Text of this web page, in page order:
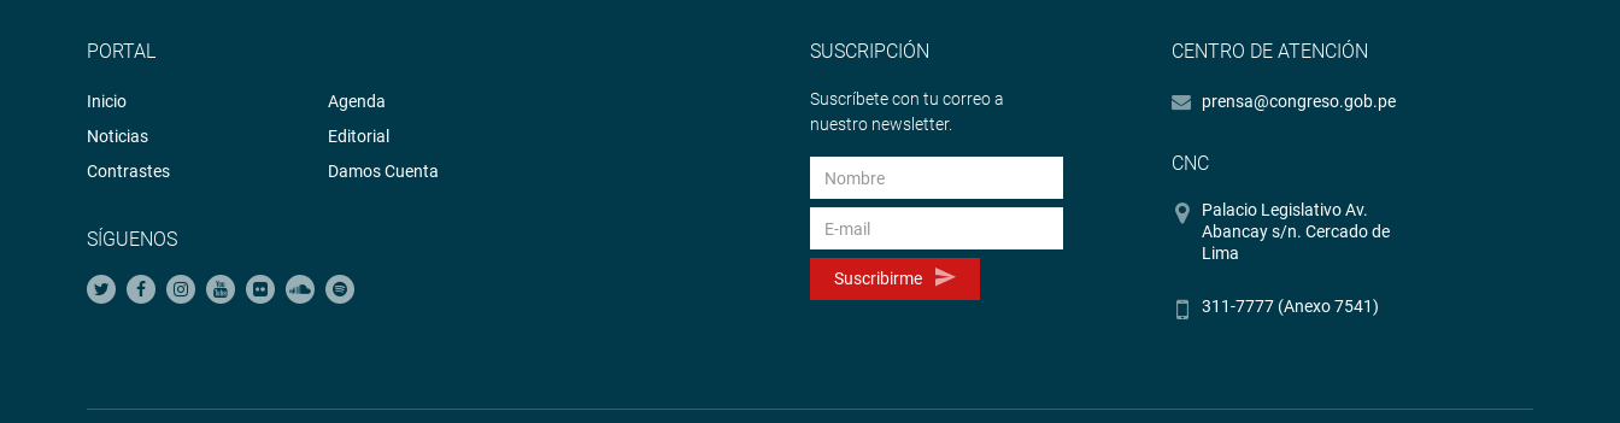
PORTAL
Inicio
Noticias
Contrastes
Agenda
Editorial
Damos Cuenta
SÍGUENOS
SUSCRIPCIÓN
Suscríbete con tu correo a
nuestro newsletter.
Suscribirme
CENTRO DE ATENCIÓN
prensa@congreso.gob.pe
CNC
Palacio Legislativo Av.
Abancay s/n. Cercado de
Lima
311-7777 (Anexo 7541)